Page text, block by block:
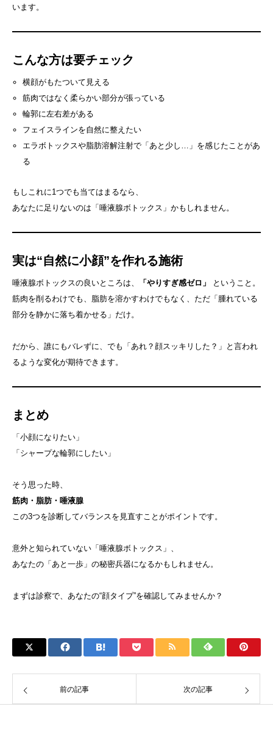
います。
こんな方は要チェック
横顔がもたついて見える
筋肉ではなく柔らかい部分が張っている
輪郭に左右差がある
フェイスラインを自然に整えたい
エラボトックスや脂肪溶解注射で「あと少し…」を感じたことがあ
る
もしこれに1つでも当てはまるなら、
あなたに足りないのは「唾液腺ボトックス」かもしれません。
実は“自然に小顔”を作れる施術
唾液腺ボトックスの良いところは、 「やりすぎ感ゼロ」
ということ。
筋肉を削るわけでも、脂肪を溶かすわけでもなく、ただ「腫れている
部分を静かに落ち着かせる」だけ。
だから、誰にもバレずに、でも「あれ？顔スッキリした？」と言われ
るような変化が期待できます。
まとめ
「小顔になりたい」
「シャープな輪郭にしたい」
そう思った時、
筋肉・脂肪・唾液腺
この3つを診断してバランスを見直すことがポイントです。
意外と知られていない「唾液腺ボトックス」、
あなたの「あと一歩」の秘密兵器になるかもしれません。
まずは診察で、あなたの“顔タイプ”を確認してみませんか？
前の記事 次の記事